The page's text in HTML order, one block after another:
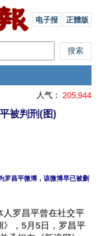
电子报 正體版
人气： 205,944
被判刑(图)
罗昌平微博，该微博早已被删
人罗昌平曾在社交平
》，5月5日，罗昌平